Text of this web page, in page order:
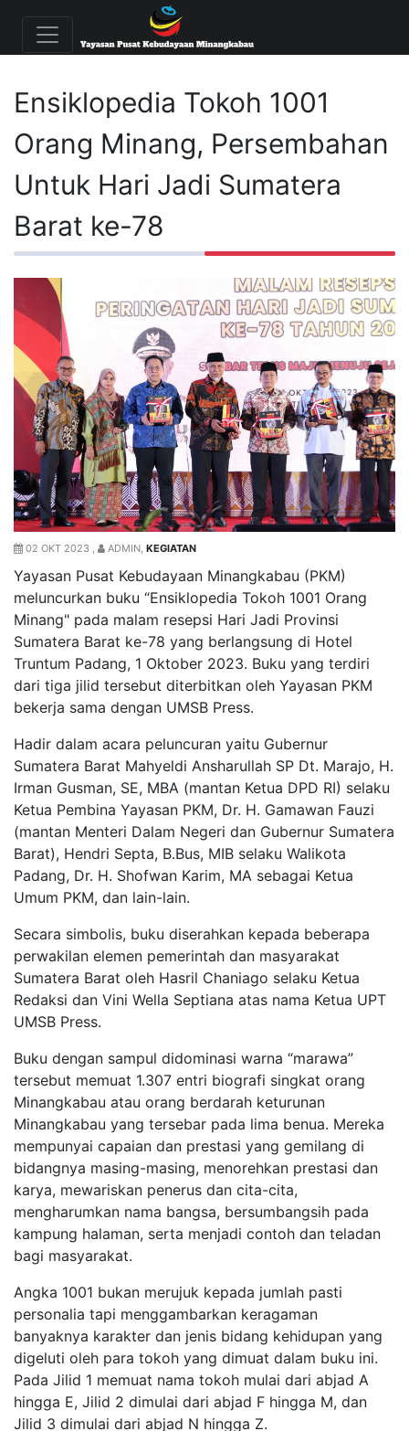
Ensiklopedia Tokoh 1001
Orang Minang, Persembahan
Untuk Hari Jadi Sumatera
Barat ke-78
02 OKT 2023 , ADMIN, KEGIATAN
Yayasan Pusat Kebudayaan Minangkabau (PKM)
meluncurkan buku “Ensiklopedia Tokoh 1001 Orang
Minang" pada malam resepsi Hari Jadi Provinsi
Sumatera Barat ke-78 yang berlangsung di Hotel
Truntum Padang, 1 Oktober 2023. Buku yang terdiri
dari tiga jilid tersebut diterbitkan oleh Yayasan PKM
bekerja sama dengan UMSB Press.
Hadir dalam acara peluncuran yaitu Gubernur
Sumatera Barat Mahyeldi Ansharullah SP Dt. Marajo, H.
Irman Gusman, SE, MBA (mantan Ketua DPD RI) selaku
Ketua Pembina Yayasan PKM, Dr. H. Gamawan Fauzi
(mantan Menteri Dalam Negeri dan Gubernur Sumatera
Barat), Hendri Septa, B.Bus, MIB selaku Walikota
Padang, Dr. H. Shofwan Karim, MA sebagai Ketua
Umum PKM, dan lain-lain.
Secara simbolis, buku diserahkan kepada beberapa
perwakilan elemen pemerintah dan masyarakat
Sumatera Barat oleh Hasril Chaniago selaku Ketua
Redaksi dan Vini Wella Septiana atas nama Ketua UPT
UMSB Press.
Buku dengan sampul didominasi warna “marawa”
tersebut memuat 1.307 entri biografi singkat orang
Minangkabau atau orang berdarah keturunan
Minangkabau yang tersebar pada lima benua. Mereka
mempunyai capaian dan prestasi yang gemilang di
bidangnya masing-masing, menorehkan prestasi dan
karya, mewariskan penerus dan cita-cita,
mengharumkan nama bangsa, bersumbangsih pada
kampung halaman, serta menjadi contoh dan teladan
bagi masyarakat.
Angka 1001 bukan merujuk kepada jumlah pasti
personalia tapi menggambarkan keragaman
banyaknya karakter dan jenis bidang kehidupan yang
digeluti oleh para tokoh yang dimuat dalam buku ini.
Pada Jilid 1 memuat nama tokoh mulai dari abjad A
hingga E, Jilid 2 dimulai dari abjad F hingga M, dan
Jilid 3 dimulai dari abjad N hingga Z.